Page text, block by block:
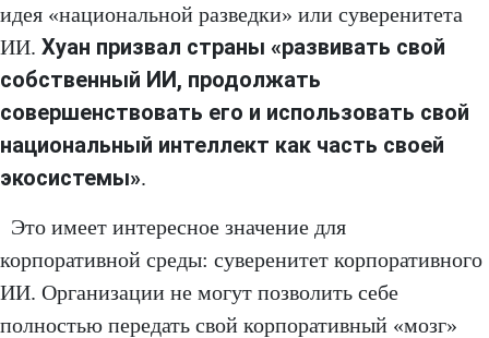
идея «национальной разведки» или суверенитета
ИИ. Хуан призвал страны «развивать свой
собственный ИИ, продолжать
совершенствовать его и использовать свой
национальный интеллект как часть своей
экосистемы».
Это имеет интересное значение для
корпоративной среды: суверенитет корпоративного
ИИ. Организации не могут позволить себе
полностью передать свой корпоративный «мозг»